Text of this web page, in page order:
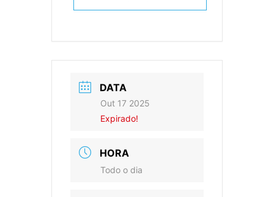
DATA
Out 17 2025
Expirado!
HORA
Todo o dia